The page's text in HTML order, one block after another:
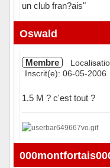
un club fran?ais"
Hors ligne
Oswald
Membre
Inscrit(e): 06-05-2006
1.5 M ? c'est tout ?
Hors ligne